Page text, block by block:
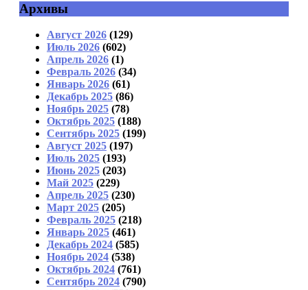
Архивы
Август 2026 (129)
Июль 2026 (602)
Апрель 2026 (1)
Февраль 2026 (34)
Январь 2026 (61)
Декабрь 2025 (86)
Ноябрь 2025 (78)
Октябрь 2025 (188)
Сентябрь 2025 (199)
Август 2025 (197)
Июль 2025 (193)
Июнь 2025 (203)
Май 2025 (229)
Апрель 2025 (230)
Март 2025 (205)
Февраль 2025 (218)
Январь 2025 (461)
Декабрь 2024 (585)
Ноябрь 2024 (538)
Октябрь 2024 (761)
Сентябрь 2024 (790)